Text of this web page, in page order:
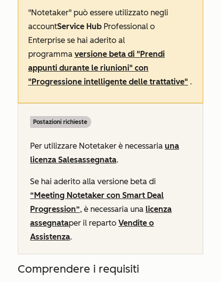
"Notetaker" può essere utilizzato negli
accountService Hub Professional o
Enterprise se hai aderito al
programma versione beta di "Prendi
appunti durante le riunioni" con
"Progressione intelligente delle trattative" .
Postazioni richieste
Per utilizzare Notetaker è necessaria una
licenza Salesassegnata.
Se hai aderito alla versione beta di
“Meeting Notetaker con Smart Deal
Progression”, è necessaria una licenza
assegnataper il reparto Vendite o
Assistenza.
Comprendere i requisiti